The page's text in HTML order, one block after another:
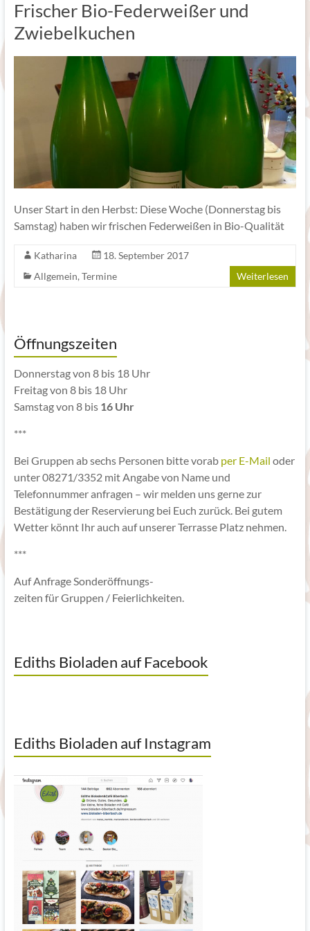
Frischer Bio-Federweißer und
Zwiebelkuchen
Unser Start in den Herbst: Diese Woche (Donnerstag bis
Samstag) haben wir frischen Federweißen in Bio-Qualität
Katharina
18. September 2017
Allgemein, Termine Weiterlesen
Öffnungszeiten
Donnerstag von 8 bis 18 Uhr
Freitag von 8 bis 18 Uhr
Samstag von 8 bis 16 Uhr
***
Bei Gruppen ab sechs Personen bitte vorab per E-Mail oder
unter 08271/3352 mit Angabe von Name und
Telefonnummer anfragen – wir melden uns gerne zur
Bestätigung der Reservierung bei Euch zurück. Bei gutem
Wetter könnt Ihr auch auf unserer Terrasse Platz nehmen.
***
Auf Anfrage Sonderöffnungs-
zeiten für Gruppen / Feierlichkeiten.
Ediths Bioladen auf Facebook
Ediths Bioladen auf Instagram